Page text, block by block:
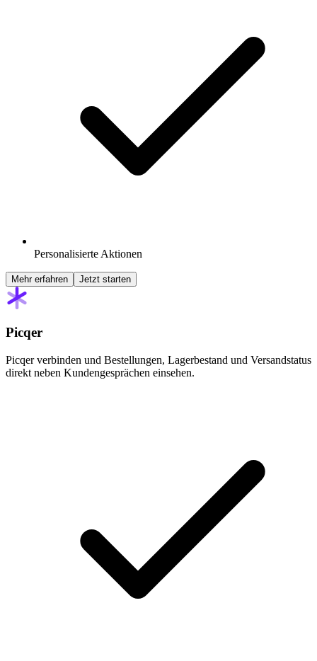
Personalisierte Aktionen
Mehr erfahren Jetzt starten
Picqer
Picqer verbinden und Bestellungen, Lagerbestand und Versandstatus
direkt neben Kundengesprächen einsehen.